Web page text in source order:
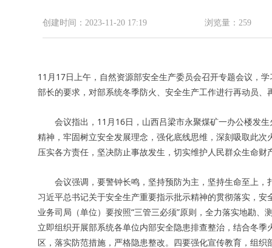
11月17日上午，自然资源部安全生产委员会召开专题会议，
部长的要求，对部系统冬季防火、安全生产工作进行再动员、
会议指出，11月16日，山西吕梁市永聚煤矿一办公楼发生
精神，牢固树立安全发展理念，强化底线思维，深刻吸取此
压实各方责任，坚决防止事故发生，切实维护人民群众生命财
会议强调，要警钟长鸣，坚持预防为主，坚持生命至上，
习近平总书记关于安全生产重要指示批示精神的贯彻落实，
业务司局（单位）要按照“三管三必须”原则，全力落实地勘
立即组织开展部系统各单位内部安全隐患排查整治，结合冬
区，落实防范措施，严格隐患整改。四要强化宣传教育，组
创建时间： 2023-11-20 17:19 浏览量： 259